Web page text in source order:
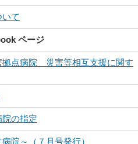
て
ページ
拠点病院 災害等相互支援に関す
の指定
院～（７月号発行）